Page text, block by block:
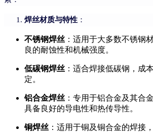
焊丝材质与特性 ：
不锈钢焊丝 ：适用于大多数不锈钢
良的耐蚀性和机械强度。
低碳钢焊丝 ：适合焊接低碳钢，成
定。
铝合金焊丝 ：专用于铝合金及其合
具备良好的导电性和热传导性。
铜焊丝 ：适用于铜及铜合金的焊接